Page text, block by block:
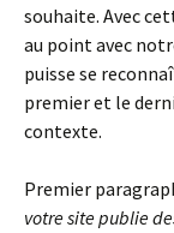
souhaite. Avec
au point avec
puisse se
premier et le
contexte.
Premier
votre site publie